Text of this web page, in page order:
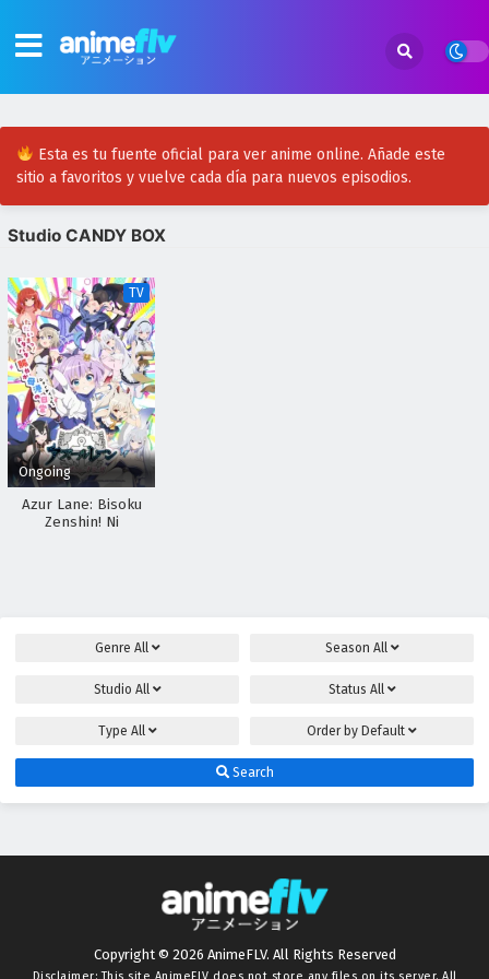
Esta es tu fuente oficial para ver anime online. Añade este
sitio a favoritos y vuelve cada día para nuevos episodios.
Studio CANDY BOX
TV
Ongoing
Azur Lane: Bisoku
Zenshin! Ni
Genre All Season All
Studio All Status All
Type All Order by Default
Search
Copyright © 2026 AnimeFLV. All Rights Reserved